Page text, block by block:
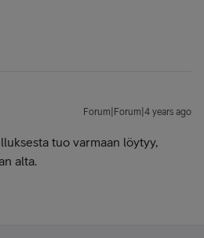
Forum|Forum|4 years ago
tuo varmaan löytyy,
alta.